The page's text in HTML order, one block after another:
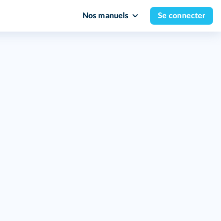
Nos manuels Se connecter